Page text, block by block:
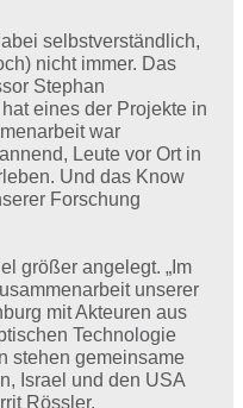
selbstverständlich,
nicht immer. Das
Stephan
eines der Projekte in
war
Leute vor Ort in
Und das Know
Forschung
größer angelegt. „Im
unserer
mit Akteuren aus
Technologie
stehen gemeinsame
Israel und den USA
Rössler,